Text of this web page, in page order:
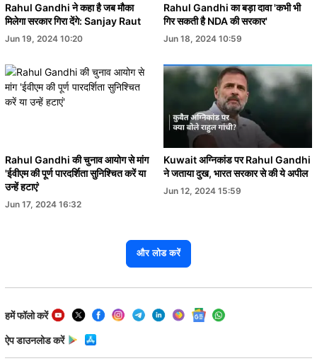
Rahul Gandhi ने कहा है जब मौका
मिलेगा सरकार गिरा देंगे: Sanjay Raut
Jun 19, 2024 10:20
Rahul Gandhi का बड़ा दावा 'कभी भी
गिर सकती है NDA की सरकार'
Jun 18, 2024 10:59
Rahul Gandhi की चुनाव आयोग से मांग
'ईवीएम की पूर्ण पारदर्शिता सुनिश्चित करें या
उन्हें हटाएं'
Jun 17, 2024 16:32
Kuwait अग्निकांड पर Rahul Gandhi
ने जताया दुख, भारत सरकार से की ये अपील
Jun 12, 2024 15:59
और लोड करें
हमें फॉलो करें
ऐप डाउनलोड करें